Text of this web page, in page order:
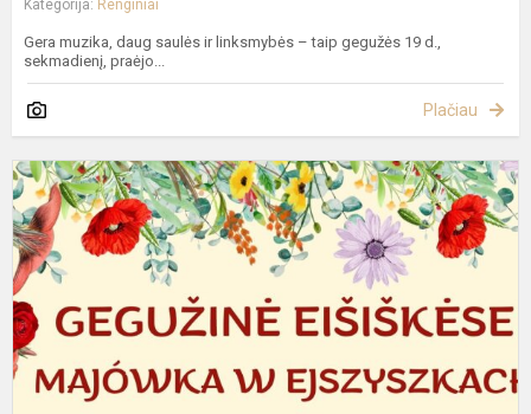
Kategorija: Renginiai
Gera muzika, daug saulės ir linksmybės – taip gegužės 19 d.,
sekmadienį, praėjo...
Plačiau